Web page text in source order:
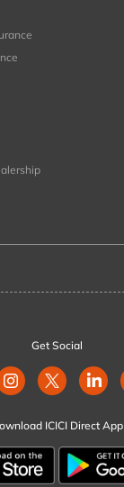
Get Social
ICICI Direct App